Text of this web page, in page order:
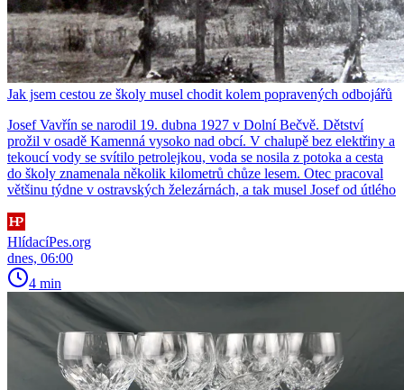
Jak jsem cestou ze školy musel chodit kolem popravených odbojářů
Josef Vavřín se narodil 19. dubna 1927 v Dolní Bečvě. Dětství
prožil v osadě Kamenná vysoko nad obcí. V chalupě bez elektřiny a
tekoucí vody se svítilo petrolejkou, voda se nosila z potoka a cesta
do školy znamenala několik kilometrů chůze lesem. Otec pracoval
většinu týdne v ostravských železárnách, a tak musel Josef od útlého
HlídacíPes.org
dnes, 06:00
4 min